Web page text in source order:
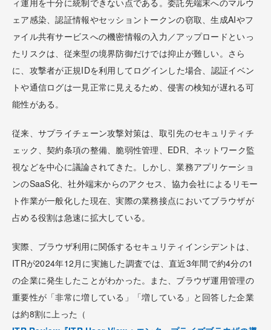
ィ運用を十分に統制できない点である。委託先端末へのマルウ
ェア感染、認証情報やセッショントークンの窃取、生成AIやフ
ァイル共有サービスへの機密情報の入力／アップロードといっ
たリスクは、従来型の境界防御だけでは抑止が難しい。さら
に、攻撃者が正規IDを利用してログインした場合、認証イベン
トや通信ログは一見正常に見えるため、侵害の検知が遅れる可
能性がある。
従来、サプライチェーン攻撃対策は、取引先のセキュリティチ
ェック、契約条項の整備、脆弱性管理、EDR、ネットワーク監
視などを中心に議論されてきた。しかし、業務アプリケーショ
ンのSaaS化、社外端末からのアクセス、協力会社によるリモー
ト作業が一般化した現在、実際の業務接点においてブラウザが
占める役割は急速に拡大している。
実際、ブラウザ利用に関係するセキュリティインシデントは、
ITRが2024年12月に実施した調査では、直近3年間で約4分の1
の企業に発生したことがわかった。また、ブラウザ運用管理の
重要性が「非常に増している」「増している」と回答した企業
は約8割に上った（